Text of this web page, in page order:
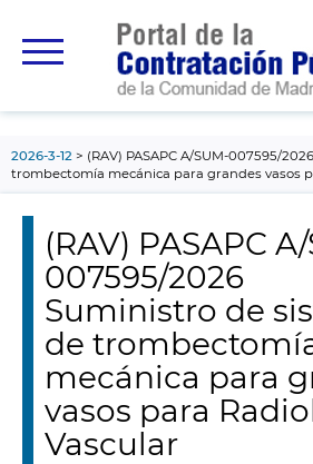
principal
2026-3-12
(RAV) PASAPC A/SUM-007595/
trombectomía mecánica para grandes vasos
(RAV) PASAPC
007595/2026
Suministro de
de
mecánica para
vasos para
Vascular